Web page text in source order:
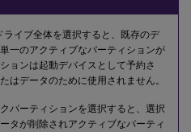
イブ全体を選択すると、既存のデ
一のアクティブなパーティションが
ョンは起動デバイスとして予約さ
はデータのために使用されません。
パーティションを選択すると、選択
タが削除されアクティブなパーティ